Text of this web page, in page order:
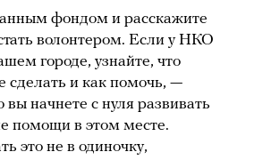
фондом и расскажите
волонтером. Если у НКО
городе, узнайте, что
и как помочь, —
начнете с нуля развивать
помощи в этом месте.
это не в одиночку,